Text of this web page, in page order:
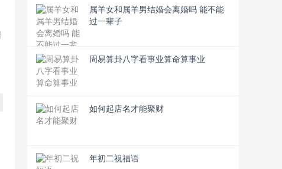
属羊女和属羊男结婚会离婚吗 能不能
过一辈子
周易算卦八字看事业算命算事业
如何起店名才能聚财
年初二祝福语